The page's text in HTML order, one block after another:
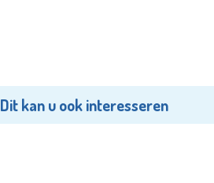
Dit kan u ook interesseren